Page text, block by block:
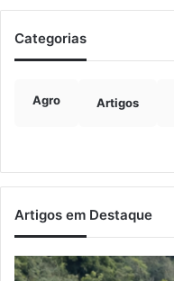
Categorias
Agro Artigos
Artigos em Destaque
Nova